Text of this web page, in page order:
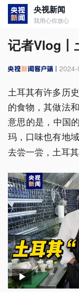
央视新闻
我用心你放心
记者Vlog丨
2024-
土耳其有许多历
的食物，其做法
意思的是，中国
玛，口味也有地
去尝一尝，土耳其